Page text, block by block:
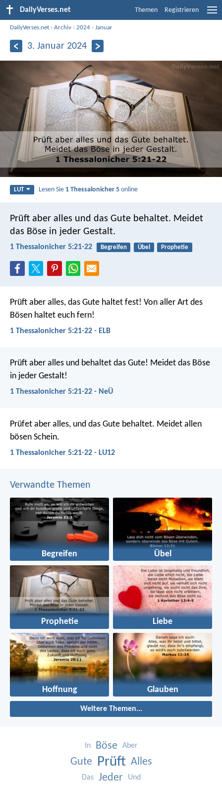
DailyVerses.net Themen Registrieren
DailyVerses.net ›Archiv ›2024 ›Januar
3. Januar 2024
LUT Lesen Sie 1 Thessalonicher 5 online
Prüft aber alles und das Gute behaltet. Meidet
das Böse in jeder Gestalt.
1 Thessalonicher 5:21-22 Begreifen Übel Prophetie
Prüft aber alles, das Gute haltet fest! Von aller Art des
Bösen haltet euch fern!
1 Thessalonicher 5:21-22 - ELB
Prüft aber alles und behaltet das Gute! Meidet das Böse
in jeder Gestalt!
1 Thessalonicher 5:21-22 - NeÜ
Prüfet aber alles, und das Gute behaltet. Meidet allen
bösen Schein.
1 Thessalonicher 5:21-22 - LU12
Verwandte Themen
Begreifen Übel
Prophetie Liebe
Hoffnung Glauben
Weitere Themen...
In Böse Aber
Gute Prüft Alles
Das Jeder Und